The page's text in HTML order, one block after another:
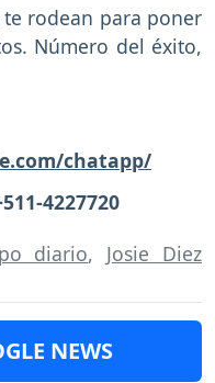
rodean para poner
Número del éxito,
chatapp/
4227720
diario, Josie Diez
NEWS